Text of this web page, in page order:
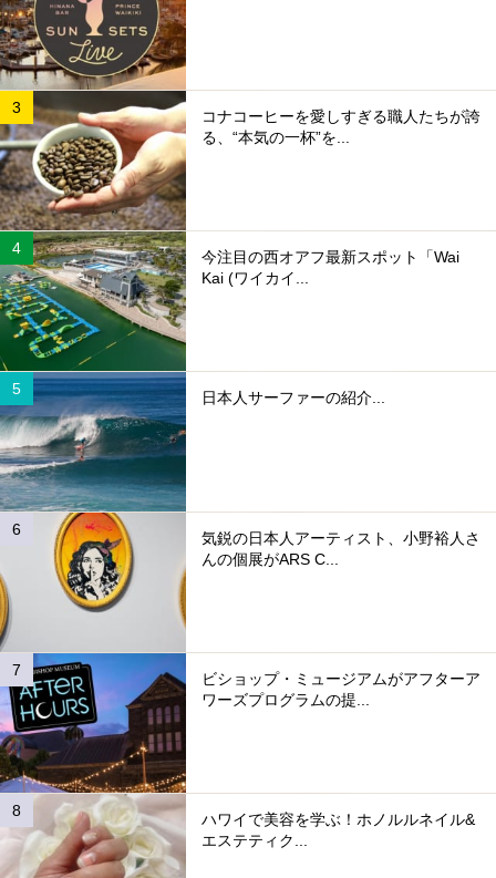
コナコーヒーを愛しすぎる職人たちが誇
る、“本気の一杯”を...
今注目の西オアフ最新スポット「Wai
Kai (ワイカイ...
日本人サーファーの紹介...
気鋭の日本人アーティスト、小野裕人さ
んの個展がARS C...
ビショップ・ミュージアムがアフターア
ワーズプログラムの提...
ハワイで美容を学ぶ！ホノルルネイル&
エステティク...